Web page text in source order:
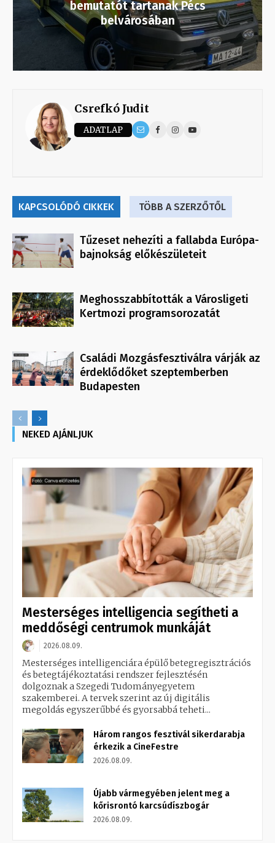
bemutatót tartanak Pécs
belvárosában
Csrefkó Judit
ADATLAP
KAPCSOLÓDÓ CIKKEK TÖBB A SZERZŐTŐL
Tűzeset nehezíti a fallabda Európa-
bajnokság előkészületeit
Meghosszabbították a Városligeti
Kertmozi programsorozatát
Családi Mozgásfesztiválra várják az
érdeklődőket szeptemberben
Budapesten
NEKED AJÁNLJUK
Mesterséges intelligencia segítheti a
meddőségi centrumok munkáját
2026.08.09.
Mesterséges intelligenciára épülő betegregisztrációs
és betegtájékoztatási rendszer fejlesztésén
dolgoznak a Szegedi Tudományegyetem
szakemberei. A tervek szerint az új digitális
megoldás egyszerűbbé és gyorsabbá teheti...
Három rangos fesztivál sikerdarabja
érkezik a CineFestre
2026.08.09.
Újabb vármegyében jelent meg a
kőrisrontó karcsúdíszbogár
2026.08.09.